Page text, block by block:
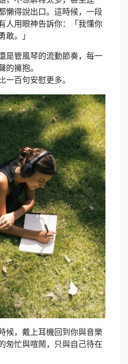
懶得說出口。這時候，一段
人用眼神告訴你：「我懂你
敢。」
是管風琴的流動節奏，每一
的擁抱。
一百句安慰更多。
候，戴上耳機回到你與音樂
匆忙與喧鬧，只與自己待在